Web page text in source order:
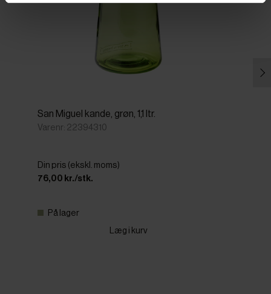
San Miguel kande, grøn, 1,1 ltr.
Varenr: 22394310
Din pris (ekskl. moms)
76,00 kr./stk.
På lager
Læg i kurv